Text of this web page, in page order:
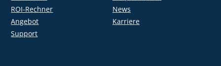
ROI-Rechner
Angebot
Support
News
Karriere